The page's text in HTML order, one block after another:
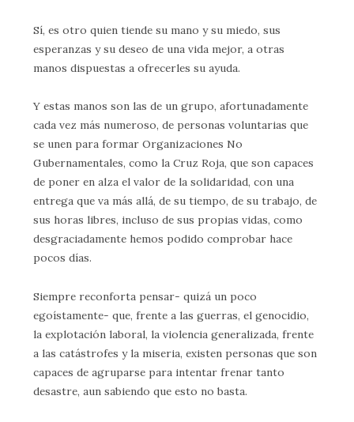
Sí, es otro quien tiende su mano y su miedo, sus
esperanzas y su deseo de una vida mejor, a otras
manos dispuestas a ofrecerles su ayuda.
Y estas manos son las de un grupo, afortunadamente
cada vez más numeroso, de personas voluntarias que
se unen para formar Organizaciones No
Gubernamentales, como la Cruz Roja, que son capaces
de poner en alza el valor de la solidaridad, con una
entrega que va más allá, de su tiempo, de su trabajo, de
sus horas libres, incluso de sus propias vidas, como
desgraciadamente hemos podido comprobar hace
pocos días.
Siempre reconforta pensar- quizá un poco
egoístamente- que, frente a las guerras, el genocidio,
la explotación laboral, la violencia generalizada, frente
a las catástrofes y la miseria, existen personas que son
capaces de agruparse para intentar frenar tanto
desastre, aun sabiendo que esto no basta.